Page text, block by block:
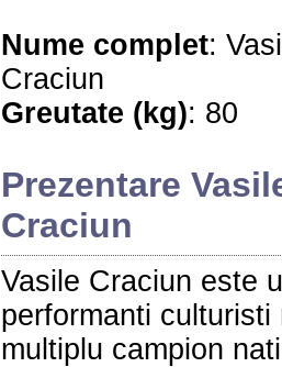
Nume complet:
Craciun
Greutate (kg): 80
Prezentare
Craciun
Vasile Craciun este
performanti
multiplu campion